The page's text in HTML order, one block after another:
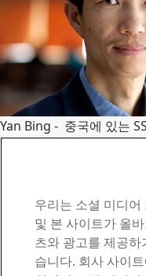
Yan Bing - 중국에 있는
"우리는 Docol
SSAB Docol 연락처
질문이나
시면 연락
우리는 소셜 미디
및 본 사이트가 올
츠와 광고를 제공
습니다. 회사 사이